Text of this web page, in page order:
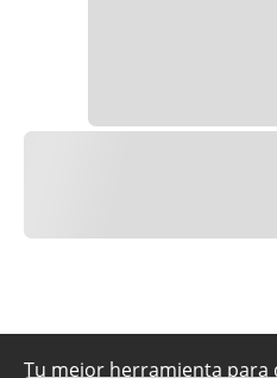
Tu mejor herramienta para